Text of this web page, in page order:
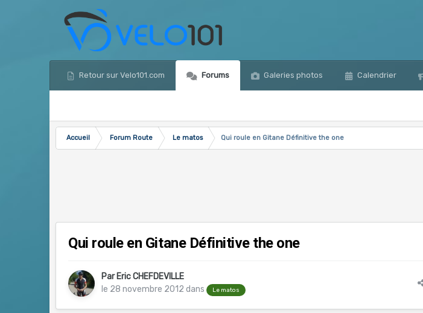
Retour sur Velo101.com Forums Galeries photos Calendrier
Accueil Forum Route Le matos
Qui roule en Gitane Définitive the one
Qui roule en Gitane Définitive the one
Par Eric CHEFDEVILLE
le 28 novembre 2012 dans Le matos